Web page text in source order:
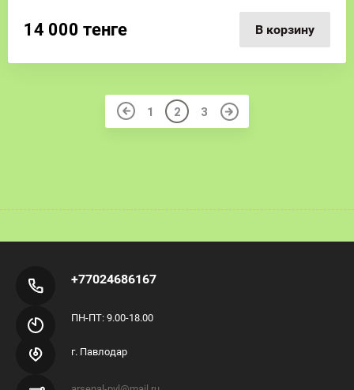
14 000 тенге В корзину
1 2 3
+77024686167
ПН-ПТ: 9.00-18.00
г. Павлодар